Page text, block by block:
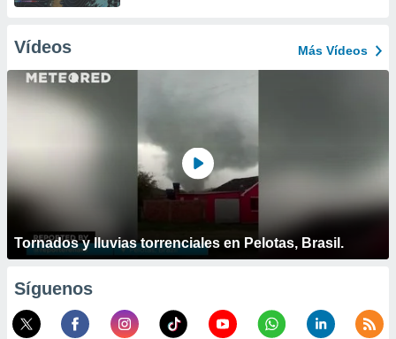
Vídeos Más Vídeos
Tornados y lluvias torrenciales en Pelotas, Brasil.
Síguenos